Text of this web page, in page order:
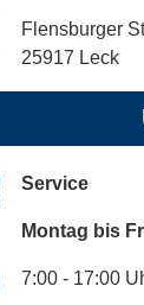
Flensburger
25917 Leck
Service
Montag bis
7:00 - 17:00